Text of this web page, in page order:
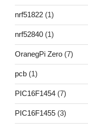
nrf51822 (1)
nrf52840 (1)
OranegPi Zero (7)
pcb (1)
PIC16F1454 (7)
PIC16F1455 (3)